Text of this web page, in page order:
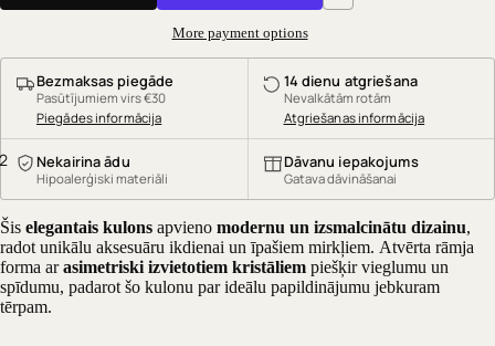
More payment options
Bezmaksas piegāde
Pasūtījumiem virs €30
Piegādes informācija
14 dienu atgriešana
Nevalkātām rotām
Atgriešanas informācija
Nekairina ādu
Hipoalerģiski materiāli
Dāvanu iepakojums
Gatava dāvināšanai
Šis elegantais kulons apvieno modernu un izsmalcinātu dizainu,
radot unikālu aksesuāru ikdienai un īpašiem mirkļiem. Atvērta rāmja
forma arasimetriski izvietotiem kristāliem piešķir vieglumu un
spīdumu, padarot šo kulonu par ideālu papildinājumu jebkuram
tērpam.